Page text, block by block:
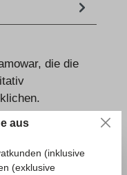
die die
aus
(inklusive
(exklusive